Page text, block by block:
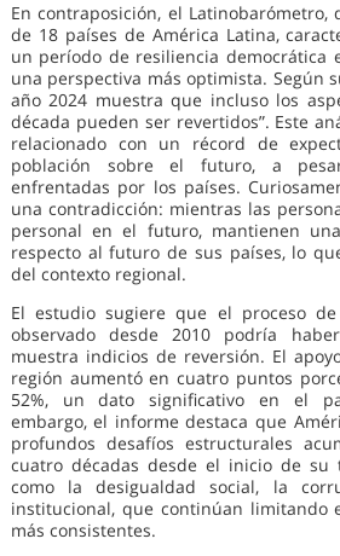
En contraposición, el Latinobarómetro,
de 18 países de América Latina,
un período de resiliencia democrática
una perspectiva más optimista. Según
año 2024 muestra que incluso los
década pueden ser revertidos”. Este
relacionado con un récord de
población sobre el futuro, a
enfrentadas por los países.
una contradicción: mientras las
personal en el futuro, mantienen
respecto al futuro de sus países, lo
del contexto regional.
El estudio sugiere que el proceso
observado desde 2010 podría
muestra indicios de reversión. El
región aumentó en cuatro puntos
52%, un dato significativo en el
embargo, el informe destaca que
profundos desafíos estructurales
cuatro décadas desde el inicio de su
como la desigualdad social, la
institucional, que continúan limitando
más consistentes.